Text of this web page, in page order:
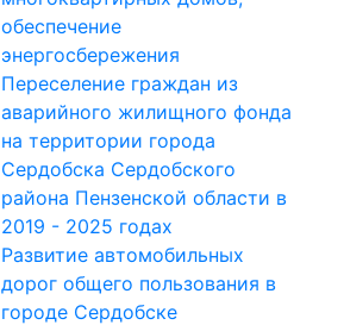
обеспечение
энергосбережения
Переселение граждан из
аварийного жилищного фонда
на территории города
Сердобска Сердобского
района Пензенской области в
2019 - 2025 годах
Развитие автомобильных
дорог общего пользования в
городе Сердобске